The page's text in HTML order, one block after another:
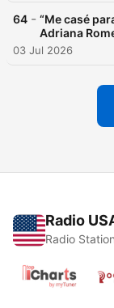
64 - “Me casé
Adriana
03 Jul 2026
Radio
Radio